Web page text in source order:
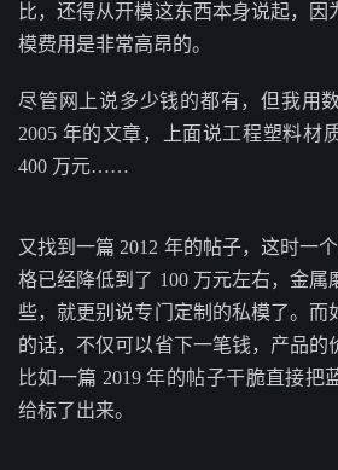
比，还得从开模这东西本身说起，因
模费用是非常高昂的。
尽管网上说多少钱的都有，但我用
2005 年的文章，上面说工程塑料材
400 万元……
又找到一篇 2012 年的帖子，这时一
格已经降低到了 100 万元左右，金属
些，就更别说专门定制的私模了。而
的话，不仅可以省下一笔钱，产品的
比如一篇 2019 年的帖子干脆直接把
给标了出来。